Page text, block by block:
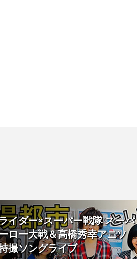
イダー×スーパー戦隊 スーパ
ロー大戦＆高橋秀幸アニソ
撮ソングライブ